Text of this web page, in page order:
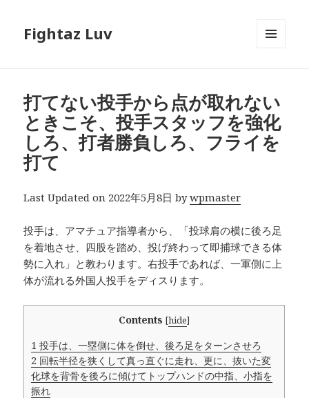
Fightaz Luv
打てない投手から点が取れない
ときこそ、投手スタッフを強化
しろ、打者勝負しろ、フライを
打て
Last Updated on 2022年5月8日 bywpmaster
投手は、アマチュア指導者から、「投球肩の横に後ろ足
を着地させ、四股を踏め、投げ終わって即捕球できる体
勢に入れ」と教わります。右投手であれば、一軍側に上
体が流れる外国人投手をディスります。
Contents [hide]
1 投手は、一塁側に体を倒せ、後ろ足をターンさせろ
2 回転半径を狭くして真っ直ぐに走れ、更に、抜いた変
化球を背骨を後ろに傾けてトップハンドの中指、小指を
振れ